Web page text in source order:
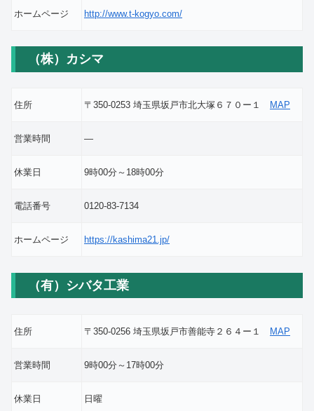
ホームページ http://www.t-kogyo.com/
（株）カシマ
住所 〒350-0253 埼玉県坂戸市北大塚６７０ー１ MAP
営業時間 ―
休業日 9時00分～18時00分
電話番号 0120-83-7134
ホームページ https://kashima21.jp/
（有）シバタ工業
住所 〒350-0256 埼玉県坂戸市善能寺２６４ー１ MAP
営業時間 9時00分～17時00分
休業日 日曜